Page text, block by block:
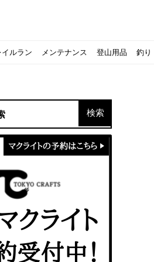
）登山体験レポ
ズン最後の雪山を堪能してきた
きの流れを確認
券をふるさと納税でゲット！おすすめ
してみた
ツならダナー！3つの理由とおすすめア
@小倉店
編〜
7選！家にいながらおしゃれキャンプ♪
取』について
判は？人気焚き火台の魅力・気になる
シピをご紹介
ヶ岳テント泊登山、赤岳〜横岳〜硫黄
のご紹介
べき？｜サロモンの定番シューズで解
ック容量別12選｜目的別の選び方も合
とおすすめ7選
加型の動画マップ「クライミングチャ
マゴサンド』の作り方
動物で一番怖いのは【17＃自分のキャ
すすめウェアを紹介
ビューに最適！サウスフィールドのお
すすめウェアを紹介
ビューに最適！サウスフィールドのお
イルラン
解説&ご紹介
級〜中級者向け】
頃のトレーニングから中距離レースま
メンテナンス
！便利アイテムも
なくなったキャンプ道具の行方！【初
登山用品
すめを紹介
ポイントで揃えよう！種類別で人気ア
釣り
10選！基本タックルから選び方まで紹介
すめリュック9選
ンドに込められた想いとは！？おすす
プ事情をご紹介Part.1〜ロサンゼルス
さんに教わる！簡単『フルーツシロ
ロップ』の作り方
さんに教わる！簡単アウトドアスイ
の作り方
チモチ『ベーグル』の作り方
さんに教わる！ピリ辛が後引くうま